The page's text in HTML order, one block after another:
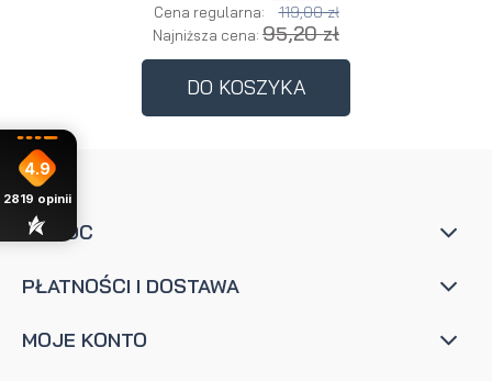
Cena regularna: 119,00 zł
Najniższa cena: 95,20 zł
DO KOSZYKA
POMOC
PŁATNOŚCI I DOSTAWA
MOJE KONTO
4.9
2819 opinii